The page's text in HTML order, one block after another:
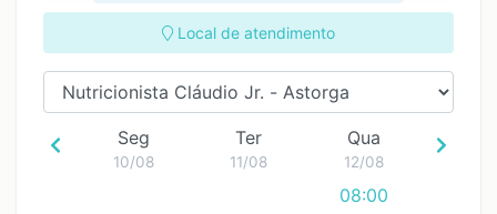
Local de atendimento
Seg
10/08
Ter
11/08
Qua
12/08
08:00